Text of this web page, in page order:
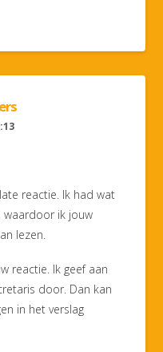
reactie. Ik had wat
ik jouw
lezen.
reactie. Ik geef aan
door. Dan kan
in het verslag